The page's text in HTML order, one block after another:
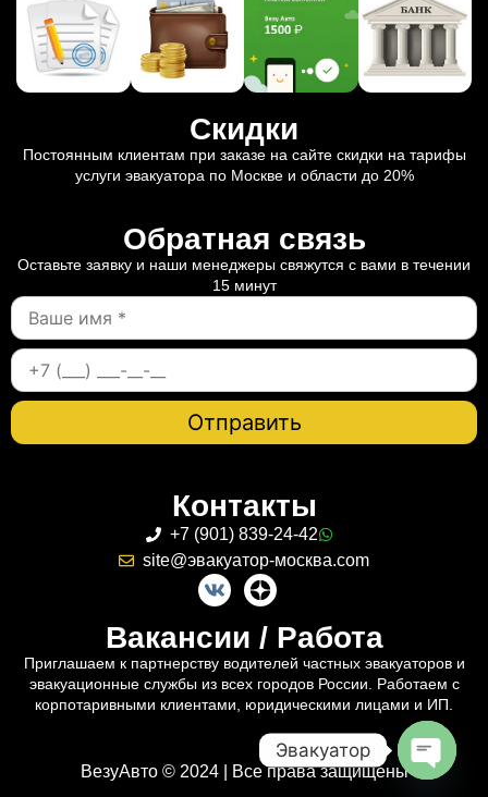
Скидки
Постоянным клиентам при заказе на сайте скидки на тарифы
услуги эвакуатора по Москве и области до 20%
Обратная связь
Оставьте заявку и наши менеджеры свяжутся с вами в течении
15 минут
Контакты
+7 (901) 839-24-42
site@эвакуатор-москва.com
Вакансии / Работа
Приглашаем к партнерству водителей частных эвакуаторов и
эвакуационные службы из всех городов России. Работаем с
корпотаривными клиентами, юридическими лицами и ИП.
ВезуАвто © 2024 | Все права защищены
Эвакуатор